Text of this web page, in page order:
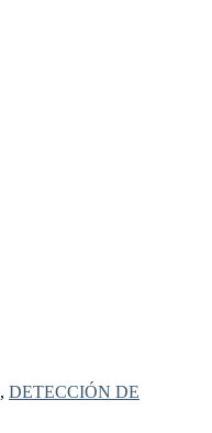
, DETECCIÓN DE